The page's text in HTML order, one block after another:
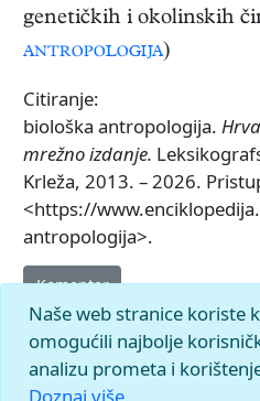
genetičkih i okolinskih
antropologija)
Citiranje:
biološka antropologija.
mrežno izdanje.
Krleža, 2013. – 2026.
<https://
antropologija>.
Komentar
Naše web stranice koriste
omogućili najbolje
analizu prometa i
Doznaj više.